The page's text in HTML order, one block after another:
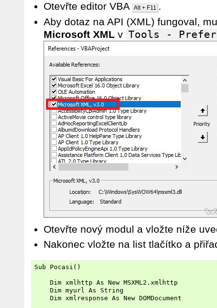
Otevřte editor VBA Alt + F11
.
Aby dotaz na API (XML) fungoval,
Microsoft XML v Tools -
Otevřte nový modul a vložte níže
Nakonec vložte na list tlačítko a
Sub Pocasi()
    Dim xmlhttp As New MSXML2.xmlhttp
    Dim myurl As String
    Dim xmlresponse As New DOMDocument